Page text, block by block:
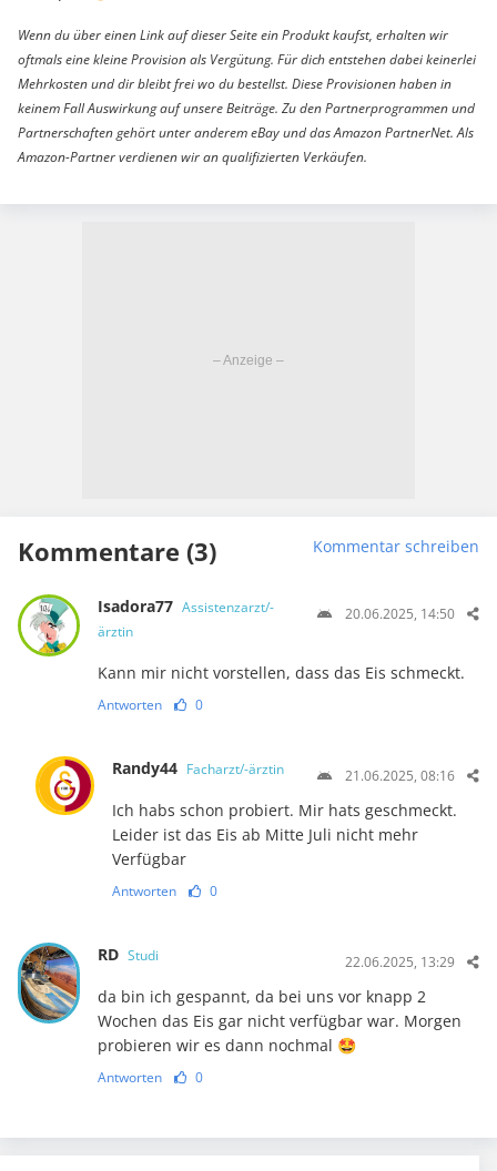
Wenn du über einen Link auf dieser Seite ein Produkt kaufst, erhalten wir
oftmals eine kleine Provision als Vergütung. Für dich entstehen dabei keinerlei
Mehrkosten und dir bleibt frei wo du bestellst. Diese Provisionen haben in
keinem Fall Auswirkung auf unsere Beiträge. Zu den Partnerprogrammen und
Partnerschaften gehört unter anderem eBay und das Amazon PartnerNet. Als
Amazon-Partner verdienen wir an qualifizierten Verkäufen.
Kommentare (3) Kommentar schreiben
Isadora77 Assistenzarzt/-
ärztin
20.06.2025, 14:50
Kann mir nicht vorstellen, dass das Eis schmeckt.
Antworten 0
Randy44 Facharzt/-ärztin 21.06.2025, 08:16
Ich habs schon probiert. Mir hats geschmeckt.
Leider ist das Eis ab Mitte Juli nicht mehr
Verfügbar
Antworten 0
RD Studi 22.06.2025, 13:29
da bin ich gespannt, da bei uns vor knapp 2
Wochen das Eis gar nicht verfügbar war. Morgen
probieren wir es dann nochmal 🤩
Antworten 0